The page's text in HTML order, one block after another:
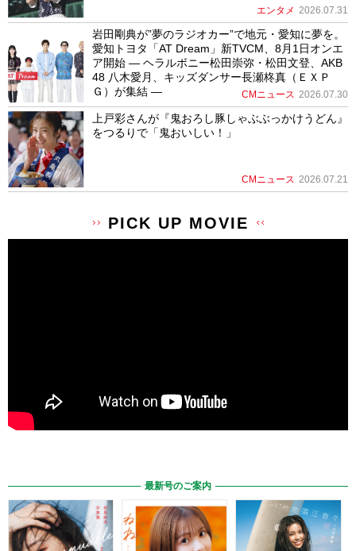
エンタメ 2026.07.31
岩田剛典が”夢のラジオカー”で地元・愛知に夢を。
愛知トヨタ「AT Dream」新TVCM、8月1日オンエ
ア開始 ― ヘラルボニー松田崇弥・松田文登、AKB
48 八木愛月、キッズダンサー長瀬柊真（ＥＸＰ
Ｇ）が集結 ―
CMニュース 2026.07.30
上戸彩さんが『鬼おろし豚しゃぶぶっかけうどん』
をつるりで「鬼おいしい！」
CMニュース 2026.07.21
PICK UP MOVIE
最新号のご案内